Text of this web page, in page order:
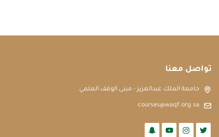
تواصل معنا
جامعة الملك عبدالعزيز - مبنى الوقف العلمي
courses@waqf.org.sa